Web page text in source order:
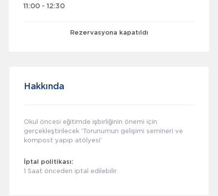
11:00 - 12:30
Rezervasyona kapatıldı
Hakkında
Okul öncesi eğitimde işbirliğinin önemi için
gerçekleştirilecek 'Torunumun gelişimi semineri ve
kompost yapıp atölyesi'
İptal politikası:
1 Saat önceden iptal edilebilir.